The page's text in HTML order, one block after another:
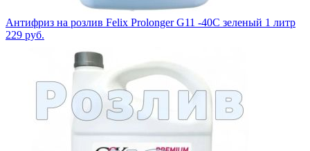
Антифриз на розлив Felix Prolonger G11 -40C зеленый 1 литр
229 руб.